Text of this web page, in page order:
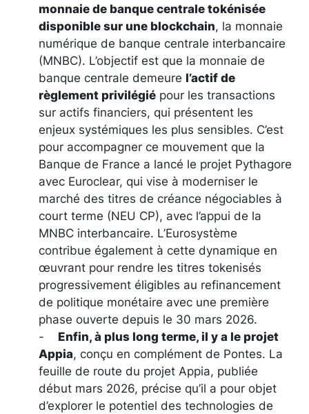
monnaie de banque centrale tokénisée
disponible sur une blockchain, la monnaie
numérique de banque centrale interbancaire
(MNBC). L’objectif est que la monnaie de
banque centrale demeure l’actif de
règlement privilégié pour les transactions
sur actifs financiers, qui présentent les
enjeux systémiques les plus sensibles. C’est
pour accompagner ce mouvement que la
Banque de France a lancé le projet Pythagore
avec Euroclear, qui vise à moderniser le
marché des titres de créance négociables à
court terme (NEU CP), avec l’appui de la
MNBC interbancaire. L’Eurosystème
contribue également à cette dynamique en
œuvrant pour rendre les titres tokenisés
progressivement éligibles au refinancement
de politique monétaire avec une première
phase ouverte depuis le 30 mars 2026.
- Enfin, à plus long terme, il y a le projet
Appia, conçu en complément de Pontes. La
feuille de route du projet Appia, publiée
début mars 2026, précise qu’il a pour objet
d’explorer le potentiel des technologies de